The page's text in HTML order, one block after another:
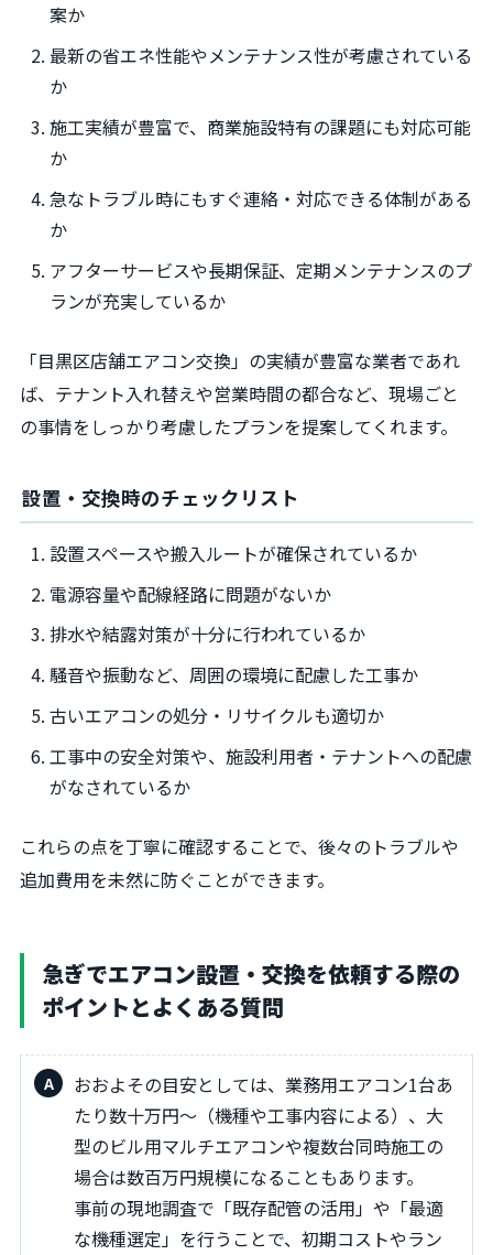
案か
最新の省エネ性能やメンテナンス性が考慮されている
か
施工実績が豊富で、商業施設特有の課題にも対応可能
か
急なトラブル時にもすぐ連絡・対応できる体制がある
か
アフターサービスや長期保証、定期メンテナンスのプ
ランが充実しているか
「目黒区店舗エアコン交換」の実績が豊富な業者であれ
ば、テナント入れ替えや営業時間の都合など、現場ごと
の事情をしっかり考慮したプランを提案してくれます。
設置・交換時のチェックリスト
設置スペースや搬入ルートが確保されているか
電源容量や配線経路に問題がないか
排水や結露対策が十分に行われているか
騒音や振動など、周囲の環境に配慮した工事か
古いエアコンの処分・リサイクルも適切か
工事中の安全対策や、施設利用者・テナントへの配慮
がなされているか
これらの点を丁寧に確認することで、後々のトラブルや
追加費用を未然に防ぐことができます。
急ぎでエアコン設置・交換を依頼する際の
ポイントとよくある質問
おおよその目安としては、業務用エアコン1台あ
たり数十万円〜（機種や工事内容による）、大
型のビル用マルチエアコンや複数台同時施工の
場合は数百万円規模になることもあります。
事前の現地調査で「既存配管の活用」や「最適
な機種選定」を行うことで、初期コストやラン